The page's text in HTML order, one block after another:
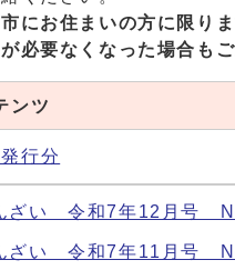
にお住まいの方に限り
必要なくなった場合もご
ンツ
行分
ざい 令和7年12月号
ざい 令和7年11月号